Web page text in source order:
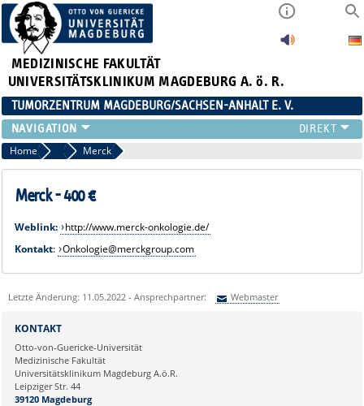
MEDIZINISCHE FAKULTÄT
UNIVERSITÄTSKLINIKUM MAGDEBURG A. ö. R.
TUMORZENTRUM MAGDEBURG/SACHSEN-ANHALT E. V.
ÜBER UNS
TEAM
AKTUELLES
PROJEKTE
ARBEITSGRUPPEN
KONTAKT
ANMELDUNG HÄMATOLOGISCHER STAMMTISCH 02.09.2026
Home Industriepartner
Merck
Merck - 400 €
Weblink: http://www.merck-onkologie.de/
Kontakt: Onkologie@merckgroup.com
Letzte Änderung: 11.05.2022 - Ansprechpartner: Webmaster
Ihre E-Mailadresse:
Ihr Anliegen:
KONTAKT
Otto-von-Guericke-Universität
Medizinische Fakultät
Universitätsklinikum Magdeburg A.ö.R.
Leipziger Str. 44
39120 Magdeburg